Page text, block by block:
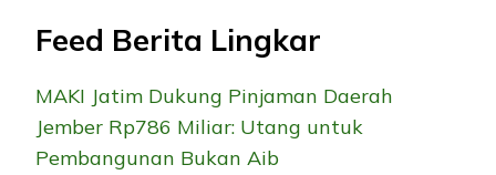
Feed Berita Lingkar
MAKI Jatim Dukung Pinjaman Daerah
Jember Rp786 Miliar: Utang untuk
Pembangunan Bukan Aib